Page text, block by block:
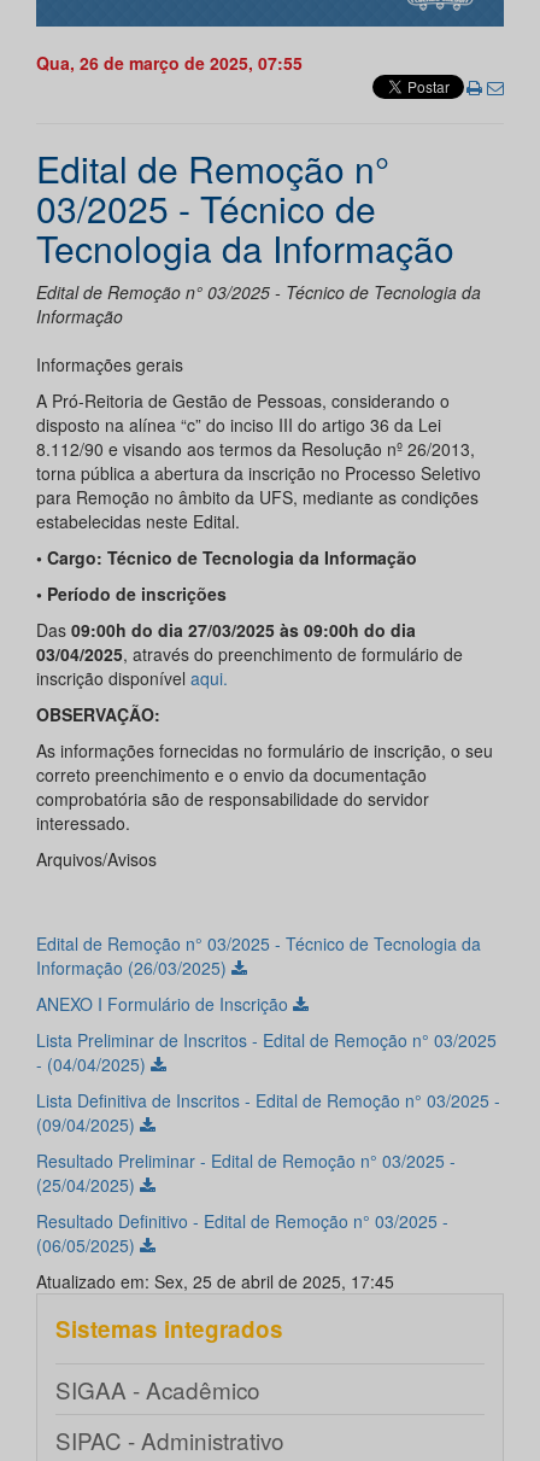
Qua, 26 de março de 2025, 07:55
Edital de Remoção n°
03/2025 - Técnico de
Tecnologia da Informação
Edital de Remoção n° 03/2025 - Técnico de Tecnologia da
Informação
Informações gerais
A Pró-Reitoria de Gestão de Pessoas, considerando o
disposto na alínea “c” do inciso III do artigo 36 da Lei
8.112/90 e visando aos termos da Resolução nº 26/2013,
torna pública a abertura da inscrição no Processo Seletivo
para Remoção no âmbito da UFS, mediante as condições
estabelecidas neste Edital.
• Cargo: Técnico de Tecnologia da Informação
• Período de inscrições
Das 09:00h do dia 27/03/2025 às 09:00h do dia
03/04/2025, através do preenchimento de formulário de
inscrição disponível aqui.
OBSERVAÇÃO:
As informações fornecidas no formulário de inscrição, o seu
correto preenchimento e o envio da documentação
comprobatória são de responsabilidade do servidor
interessado.
Arquivos/Avisos
Edital de Remoção n° 03/2025 - Técnico de Tecnologia da
Informação (26/03/2025)
ANEXO I Formulário de Inscrição
Lista Preliminar de Inscritos - Edital de Remoção n° 03/2025
- (04/04/2025)
Lista Definitiva de Inscritos - Edital de Remoção n° 03/2025 -
(09/04/2025)
Resultado Preliminar - Edital de Remoção n° 03/2025 -
(25/04/2025)
Resultado Definitivo - Edital de Remoção n° 03/2025 -
(06/05/2025)
Atualizado em: Sex, 25 de abril de 2025, 17:45
Sistemas integrados
SIGAA - Acadêmico
SIPAC - Administrativo